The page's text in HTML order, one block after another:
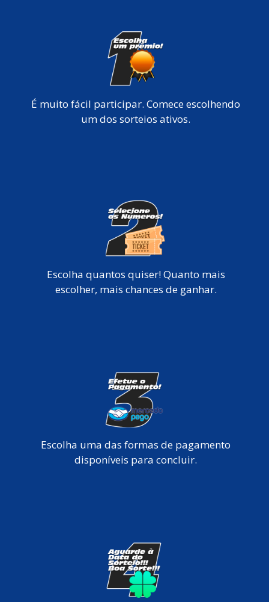
É muito fácil participar. Comece escolhendo
um dos sorteios ativos.
Escolha quantos quiser! Quanto mais
escolher, mais chances de ganhar.
Escolha uma das formas de pagamento
disponíveis para concluir.